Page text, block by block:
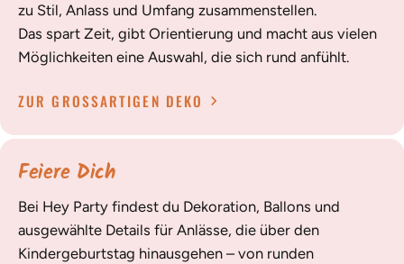
zu Stil, Anlass und Umfang zusammenstellen.
Das spart Zeit, gibt Orientierung und macht aus vielen
Möglichkeiten eine Auswahl, die sich rund anfühlt.
ZUR GROSSARTIGEN DEKO
Feiere Dich
Bei Hey Party findest du Dekoration, Ballons und
ausgewählte Details für Anlässe, die über den
Kindergeburtstag hinausgehen – von runden